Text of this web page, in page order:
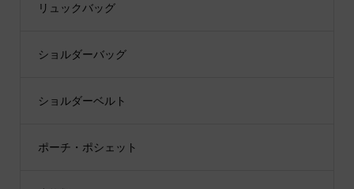
リュックバッグ
ショルダーバッグ
ショルダーベルト
ポーチ・ポシェット